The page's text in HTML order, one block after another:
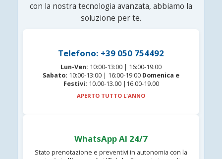
con la nostra tecnologia avanzata, abbiamo la
soluzione per te.
Telefono: +39 050 754492
Lun-Ven: 10:00-13:00 | 16:00-19:00
Sabato: 10:00-13:00 | 16:00-19:00 Domenica e
Festivi: 10.00-13.00 |16.00-19.00
APERTO TUTTO L'ANNO
WhatsApp AI 24/7
Stato prenotazione e preventivi in autonomia con la